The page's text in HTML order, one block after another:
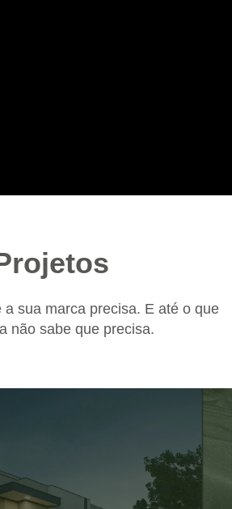
a sua marca precisa. E até o que
não sabe que precisa.
– House e Garden
Incorporadora